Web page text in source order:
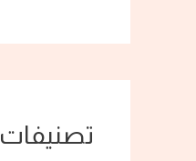
تصنيفات